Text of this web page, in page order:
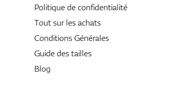
Politique de confidentialité
Tout sur les achats
Conditions Générales
Guide des tailles
Blog